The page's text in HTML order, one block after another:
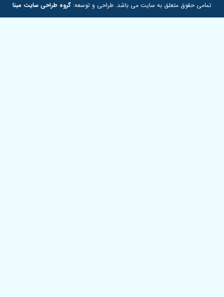
تمامی حقوق متعلق به سایت می باشد. طراحی و توسعه: گروه طراحی سایت مبنا